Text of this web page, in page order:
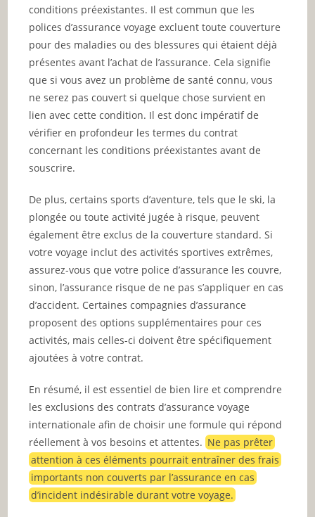
conditions préexistantes. Il est commun que les
polices d’assurance voyage excluent toute couverture
pour des maladies ou des blessures qui étaient déjà
présentes avant l’achat de l’assurance. Cela signifie
que si vous avez un problème de santé connu, vous
ne serez pas couvert si quelque chose survient en
lien avec cette condition. Il est donc impératif de
vérifier en profondeur les termes du contrat
concernant les conditions préexistantes avant de
souscrire.
De plus, certains sports d’aventure, tels que le ski, la
plongée ou toute activité jugée à risque, peuvent
également être exclus de la couverture standard. Si
votre voyage inclut des activités sportives extrêmes,
assurez-vous que votre police d’assurance les couvre,
sinon, l’assurance risque de ne pas s’appliquer en cas
d’accident. Certaines compagnies d’assurance
proposent des options supplémentaires pour ces
activités, mais celles-ci doivent être spécifiquement
ajoutées à votre contrat.
En résumé, il est essentiel de bien lire et comprendre
les exclusions des contrats d’assurance voyage
internationale afin de choisir une formule qui répond
réellement à vos besoins et attentes.Ne pas prêter
attention à ces éléments pourrait entraîner des frais
importants non couverts par l’assurance en cas
d’incident indésirable durant votre voyage.